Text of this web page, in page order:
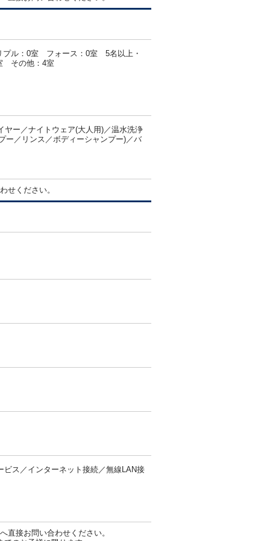
ル：0室 フォース：0室 5名以上・
その他：4室
ー／ナイトウェア(大人用)／温水洗浄
ー／リンス／ボディーシャンプー)／バ
せください。
ス／インターネット接続／無線LAN接
直接お問い合わせください。